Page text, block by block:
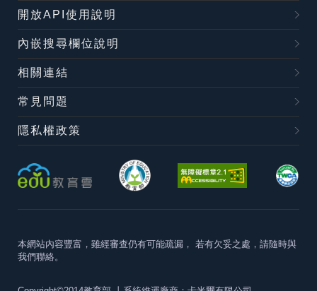
開放API使用說明
內嵌搜尋欄位說明
相關連結
常見問題
隱私權政策
本網站內容豐富，雖經審查仍有可能疏漏， 若有欠妥之處，請隨時與
我們聯絡。